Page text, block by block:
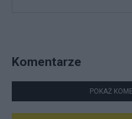
Komentarze
POKAŻ